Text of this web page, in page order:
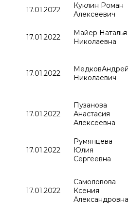
17.01.2022
Куклин Роман
Алексеевич
17.01.2022
Майер Наталья
Николаевна
17.01.2022
МедковАндрей
Николаевич
17.01.2022
Пузанова
Анастасия
Алексеевна
17.01.2022
Румянцева
Юлия
Сергеевна
17.01.2022
Самоловова
Ксения
Александровна